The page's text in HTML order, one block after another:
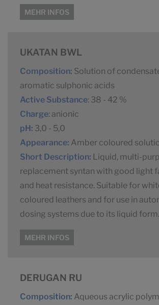
MEHR INFOS
UKATAN BWL
Composition: Solution of
aromatic sulphonic acids
Active Substance: 38 - 42 %
Charge: anionic
pH: 3,0 - 5,0
Appearance: Amber coloured
Short Description: Liquid, multi-
replacement syntan with good light
and heat resistance. Suitable for
coloured leathers and for use in
dosing systems due to its liquid form.
MEHR INFOS
DERUGAN RU
Composition: Aqueous acrylic